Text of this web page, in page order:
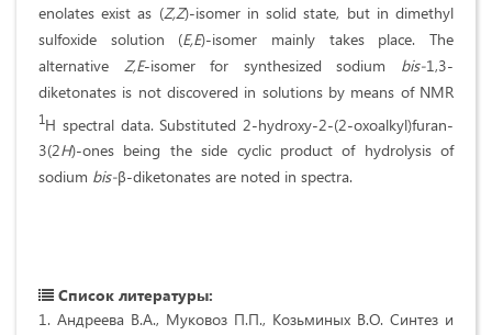
enolates exist as (Z,Z)-isomer in solid state, but in dimethyl
sulfoxide solution (Е,Е)-isomer mainly takes place. The
alternative Z,E-isomer for synthesized sodium bis-1,3-
diketonates is not discovered in solutions by means of NMR
1H spectral data. Substituted 2-hydroxy-2-(2-oxoalkyl)furan-
3(2H)-ones being the side cyclic product of hydrolysis of
sodium bis-β-diketonates are noted in spectra.
Список литературы:
1. Андреева В.А., Муковоз П.П., Козьминых В.О. Синтез и